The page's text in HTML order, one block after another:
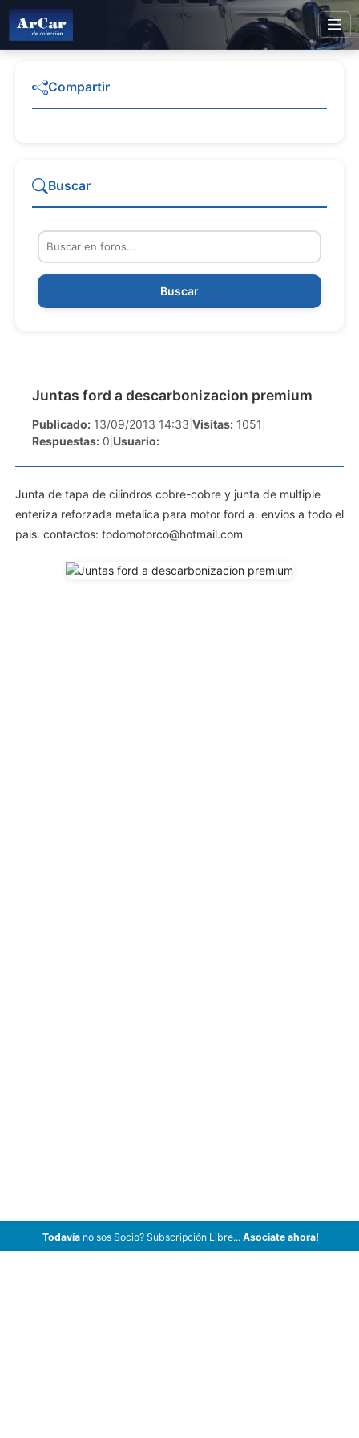
Juntas ford a descarbonizacion premium
Publicado: 13/09/2013 14:33 Visitas: 1051
Respuestas: 0 Usuario:
Junta de tapa de cilindros cobre-cobre y junta de multiple
enteriza reforzada metalica para motor ford a. envios a todo el
pais. contactos: todomotorco@hotmail.com
Compartir
Buscar
Buscar
Todavíano sos Socio? Subscripción Libre... Asociate ahora!